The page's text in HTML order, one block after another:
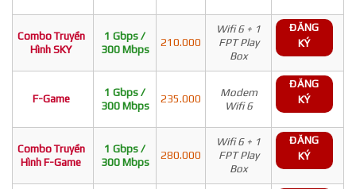
Combo Truyền
Hình SKY
1 Gbps /
300 Mbps
210.000
Wifi 6 + 1
FPT Play
Box
ĐĂNG
KÝ
F-Game
1 Gbps /
300 Mbps
235.000
Modem
Wifi 6
ĐĂNG
KÝ
Combo Truyền
Hình F-Game
1 Gbps /
300 Mbps
280.000
Wifi 6 + 1
FPT Play
Box
ĐĂNG
KÝ